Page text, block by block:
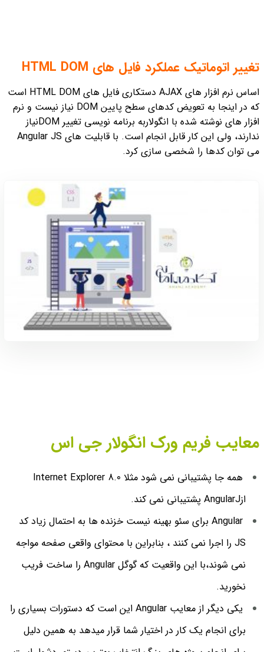
تغییر اتوماتیک عملکرد فایل های HTML DOM
اساس نرم افزار های AJAX دستکاری فایل های HTML DOM است
که در اینجا به تعویض کدهای سطح پایین DOM نیاز نیست و نرم
افزار های نوشته شده با انگولاربه برنامه نویسی تغییر DOMنیاز
ندارند، ولی این کار قابل انجام است. با قابلیت های Angular JS
می توان کدها را شخصی سازی کرد.
معایب فریم ورک انگولار جی اس
همه جا پشتیبانی نمی شود مثلا Internet Explorer 8.0
ازAngularJ پشتیبانی نمی کند.
Angular برای سئو بهینه نیست خزنده ها به احتمال زیاد کد
JS را اجرا نمی کنند ، بنابراین با محتوای واقعی صفحه مواجه
نمی شوند،با این واقعیت که گوگل Angular را ساخت فریب
نخورید.
یکی دیگر از معایب Angular این است که دستورات بسیاری را
برای انجام یک کار در اختیار شما قرار میدهد به همین دلیل